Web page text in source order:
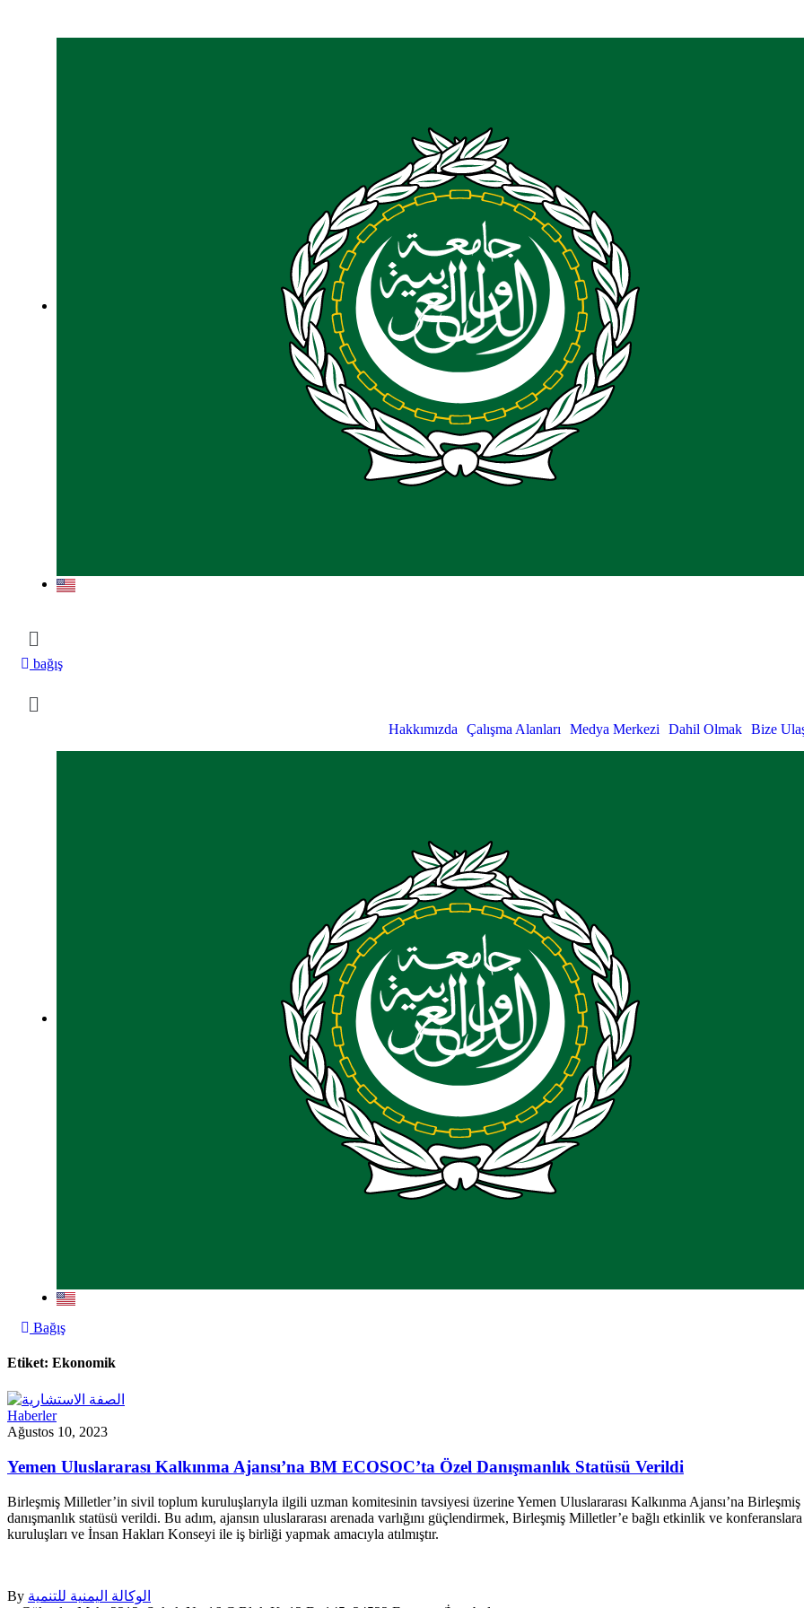
bağış
Hakkımızda Çalışma Alanları Medya Merkezi Dahil Olmak Bize
Bağış
Etiket: Ekonomik
Haberler
Ağustos 10, 2023
Yemen Uluslararası Kalkınma Ajansı’na BM ECOSOC’ta Özel Danışmanlık Statüsü Verildi
Birleşmiş Milletler’in sivil toplum kuruluşlarıyla ilgili uzman komitesinin tavsiyesi üzerine Yemen Uluslararası Kalkınma Ajansı’na
danışmanlık statüsü verildi. Bu adım, ajansın uluslararası arenada varlığını güçlendirmek, Birleşmiş Milletler’e bağlı etkinlik ve
kuruluşları ve İnsan Hakları Konseyi ile iş birliği yapmak amacıyla atılmıştır.
By الوكالة اليمنية للتنمية